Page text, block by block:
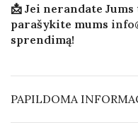
📩 Jei nerandate
parašykite mums
sprendimą!
PAPILDOMA